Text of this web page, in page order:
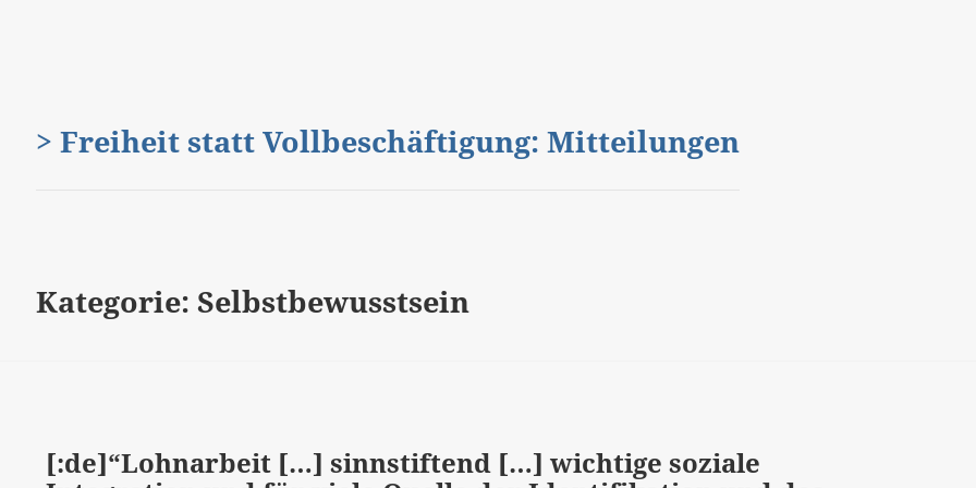
> Freiheit statt Vollbeschäftigung: Mitteilungen
Kategorie:Selbstbewusstsein
[:de]“Lohnarbeit […] sinnstiftend […] wichtige soziale